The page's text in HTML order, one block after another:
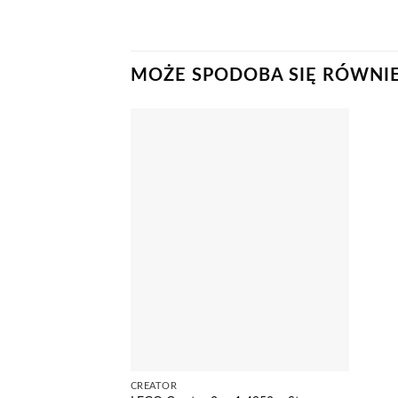
MOŻE SPODOBA SIĘ
CREATOR